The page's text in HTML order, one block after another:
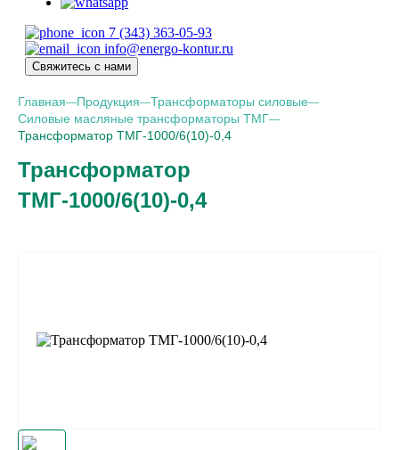
7 (343) 363-05-93
info@energo-kontur.ru
Свяжитесь с нами
Главная—Продукция—Трансформаторы силовые—
Силовые масляные трансформаторы ТМГ—
Трансформатор ТМГ-1000/6(10)-0,4
Трансформатор
ТМГ-1000/6(10)-0,4